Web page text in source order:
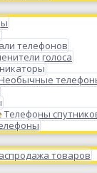
телефонов
голоса
Телефоны
товаров